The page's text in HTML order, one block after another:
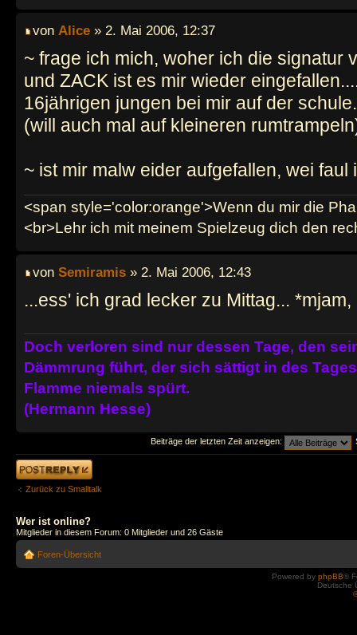
von Alice » 2. Mai 2006, 12:37
~ frage ich mich, woher ich die signatur
und ZACK ist es mir wieder
16jährigen jungen bei mir auf der
(will auch mal auf kleineren
~ ist mir malw eider aufgefallen, wei faul
<span style='color:orange'>Wenn du mir die
<br>Lehr ich mit meinem Spielzeug dich den
von Semiramis » 2. Mai 2006, 12:43
...ess' ich grad lecker zu Mittag... *mjam,
Doch verloren sind nur dessen Tage, den
Dämmrung führt, der sich sättigt in des
Flamme niemals spürt.
(Hermann Hesse)
Beiträge der letzten Zeit anzeigen:
Antwort erstellen
Zurück zu Smalltalk
Wer ist online?
Mitglieder in diesem Forum: 0 Mitglieder und 26 Gäste
Foren-Übersicht
Powered by phpBB®
Deutsche